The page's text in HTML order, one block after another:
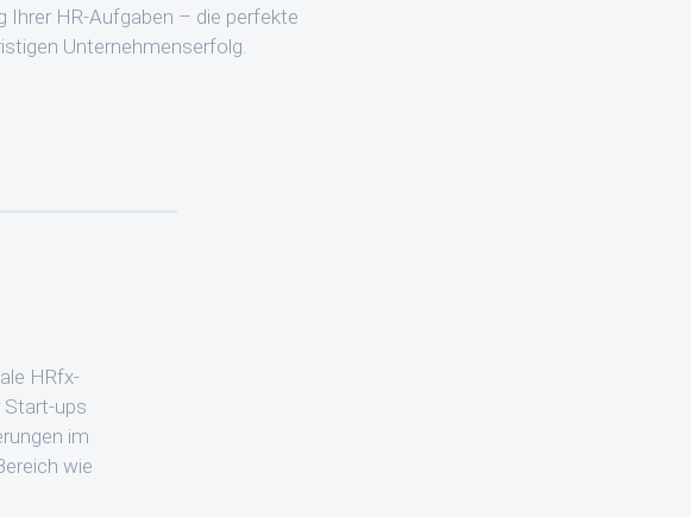
Ihrer HR-Aufgaben – die perfekte
Unternehmenserfolg.
HRfx-
Start-ups
im
wie